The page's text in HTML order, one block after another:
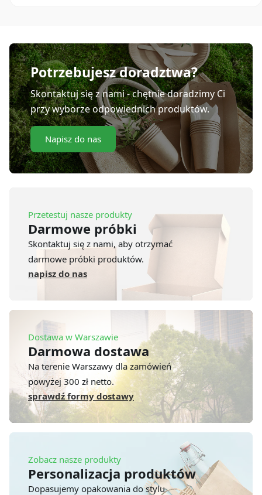
(50
szt.)
Potrzebujesz doradztwa?
Skontaktuj się z nami - chętnie doradzimy Ci
przy wyborze odpowiednich produktów.
Napisz do nas
Przetestuj nasze produkty
Darmowe próbki
Skontaktuj się z nami, aby otrzymać
darmowe próbki produktów.
napisz do nas
Dostawa w Warszawie
Darmowa dostawa
Na terenie Warszawy dla zamówień
powyżej 300 zł netto.
sprawdź formy dostawy
Zobacz nasze produkty
Personalizacja produktów
Dopasujemy opakowania do stylu